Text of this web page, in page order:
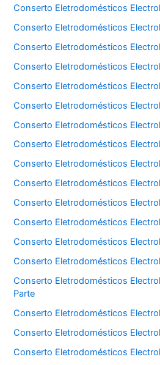
Conserto Eletrodomésticos
Conserto Eletrodomésticos
Conserto Eletrodomésticos
Conserto Eletrodomésticos
Conserto Eletrodomésticos
Conserto Eletrodomésticos
Conserto Eletrodomésticos
Conserto Eletrodomésticos
Conserto Eletrodomésticos
Conserto Eletrodomésticos
Conserto Eletrodomésticos
Conserto Eletrodomésticos
Conserto Eletrodomésticos
Conserto Eletrodomésticos
Conserto Eletrodomésticos
Parte
Conserto Eletrodomésticos
Conserto Eletrodomésticos
Conserto Eletrodomésticos